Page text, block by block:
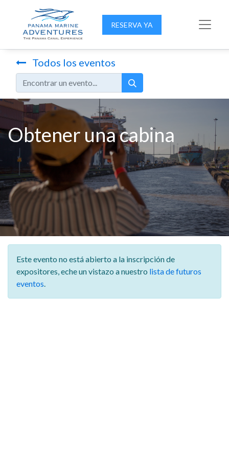
RESERVA YA
Todos los eventos
Obtener una cabina
Este evento no está abierto a la inscripción de
expositores,eche un vistazo a nuestro lista de futuros
eventos.